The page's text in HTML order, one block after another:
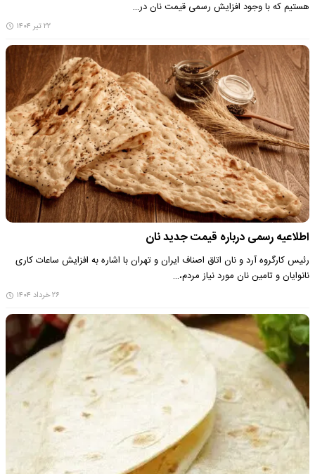
هستیم که با وجود افزایش رسمی قیمت نان در…
۲۲ تیر ۱۴۰۴
اطلاعیه رسمی درباره قیمت جدید نان
رئیس کارگروه آرد و نان اتاق اصناف ایران و تهران با اشاره به افزایش ساعات کاری
نانوایان و تامین نان مورد نیاز مردم،…
۲۶ خرداد ۱۴۰۴